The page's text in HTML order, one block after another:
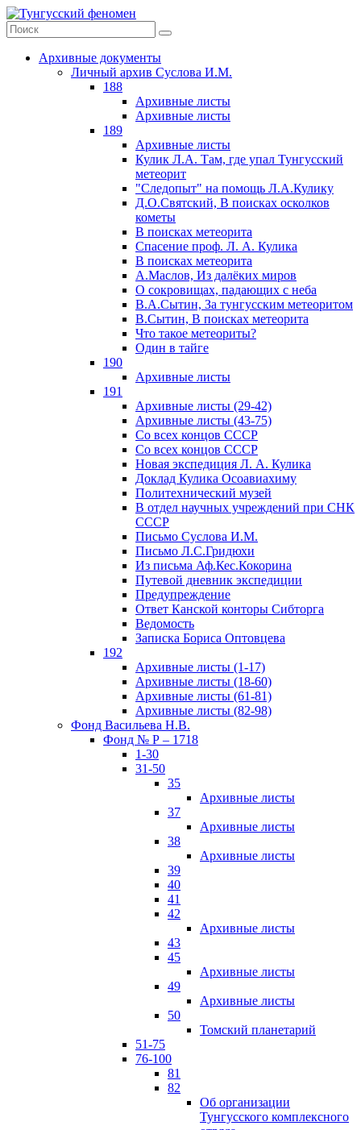
Архивные документы
Личный архив Суслова И.М.
188
Архивные листы
Архивные листы
189
Архивные листы
Кулик Л.А. Там, где упал Тунгусский
метеорит
"Следопыт" на помощь Л.А.Кулику
Д.О.Святский, В поисках осколков
кометы
В поисках метеорита
Спасение проф. Л. А. Кулика
В поисках метеорита
А.Маслов, Из далёких миров
О сокровищах, падающих с неба
В.А.Сытин, За тунгусским метеоритом
В.Сытин, В поисках метеорита
Что такое метеориты?
Один в тайге
190
Архивные листы
191
Архивные листы (29-42)
Архивные листы (43-75)
Со всех концов СССР
Со всех концов СССР
Новая экспедиция Л. А. Кулика
Доклад Кулика Осоавиахиму
Политехнический музей
В отдел научных учреждений при СНК
СССР
Письмо Суслова И.М.
Письмо Л.С.Гридюхи
Из письма Аф.Кес.Кокорина
Путевой дневник экспедиции
Предупреждение
Ответ Канской конторы Сибторга
Ведомость
Записка Бориса Оптовцева
192
Архивные листы (1-17)
Архивные листы (18-60)
Архивные листы (61-81)
Архивные листы (82-98)
Фонд Васильева Н.В.
Фонд № Р – 1718
1-30
31-50
35
Архивные листы
37
Архивные листы
38
Архивные листы
39
40
41
42
Архивные листы
43
45
Архивные листы
49
Архивные листы
50
Томский планетарий
51-75
76-100
81
82
Об организации
Тунгусского комплексного